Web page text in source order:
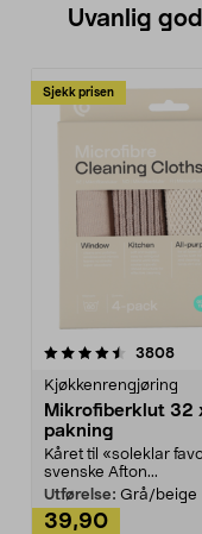
Uvanlig
Sjekk prisen
3808
Kjøkkenrengjøring
Mikrofiberklut 32
pakning
Kåret til «soleklar
svenske Afton...
Utførelse: Grå/beige
39,90
4.5av 5